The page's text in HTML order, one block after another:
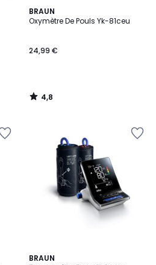
BRAUN
Oxymètre De Pouls Yk-81ceu
24,99 €
4,8
/ 5
4,8
/
BRAUN